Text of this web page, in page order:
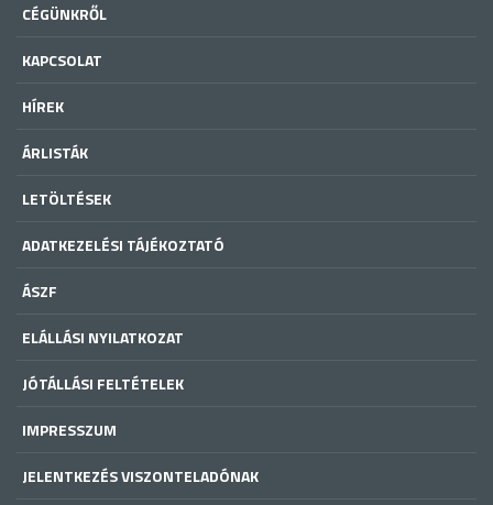
CÉGÜNKRŐL
KAPCSOLAT
HÍREK
ÁRLISTÁK
LETÖLTÉSEK
ADATKEZELÉSI TÁJÉKOZTATÓ
ÁSZF
ELÁLLÁSI NYILATKOZAT
JÓTÁLLÁSI FELTÉTELEK
IMPRESSZUM
JELENTKEZÉS VISZONTELADÓNAK